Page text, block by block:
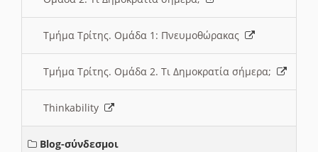
Τμήμα Τρίτης. Ομάδα 1: Πνευμοθώρακας
Τμήμα Τρίτης. Ομάδα 2. Τι Δημοκρατία σήμερα;
Thinkability
Blog-σύνδεσμοι